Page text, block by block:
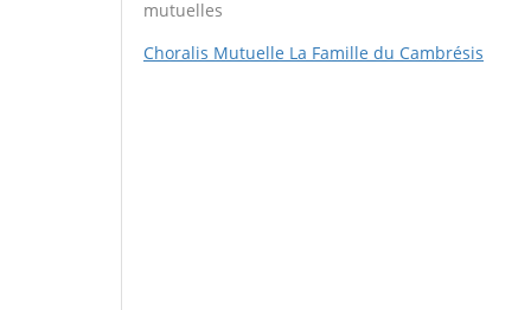
mutuelles
Choralis Mutuelle La Famille du Cambrésis